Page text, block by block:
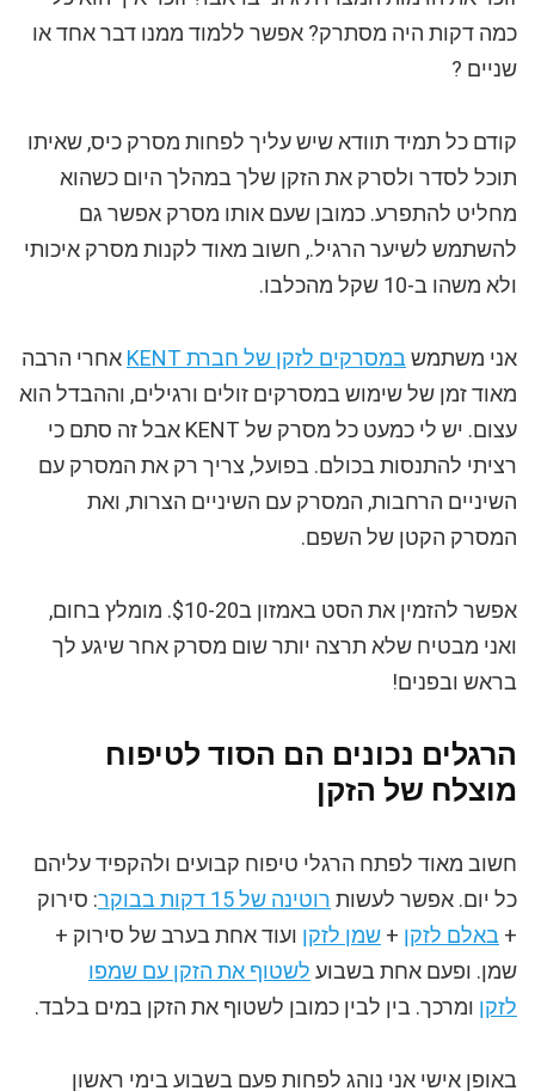
כמה דקות היה מסתרק? אפשר ללמוד ממנו דבר אחד או
שניים ?
קודם כל תמיד תוודא שיש עליך לפחות מסרק כיס, שאיתו
תוכל לסדר ולסרק את הזקן שלך במהלך היום כשהוא
מחליט להתפרע. כמובן שעם אותו מסרק אפשר גם
להשתמש לשיער הרגיל., חשוב מאוד לקנות מסרק איכותי
ולא משהו ב-10 שקל מהכלבו.
אני משתמש במסרקים לזקן של חברת KENT
אחרי הרבה
מאוד זמן של שימוש במסרקים זולים ורגילים, וההבדל הוא
עצום. יש לי כמעט כל מסרק של KENT אבל זה סתם כי
רציתי להתנסות בכולם. בפועל, צריך רק את המסרק עם
השיניים הרחבות, המסרק עם השיניים הצרות, ואת
המסרק הקטן של השפם.
אפשר להזמין את הסט באמזון ב$10-20. מומלץ בחום,
ואני מבטיח שלא תרצה יותר שום מסרק אחר שיגע לך
בראש ובפנים!
הרגלים נכונים הם הסוד לטיפוח
מוצלח של הזקן
חשוב מאוד לפתח הרגלי טיפוח קבועים ולהקפיד עליהם
כל יום. אפשר לעשות רוטינה של 15 דקות בבוקר
: סירוק
+ באלם לזקן + שמן לזקן ועוד אחת בערב של סירוק +
שמן. ופעם אחת בשבוע לשטוף את הזקן עם שמפו
לזקן ומרכך. בין לבין כמובן לשטוף את הזקן במים בלבד.
באופן אישי אני נוהג לפחות פעם בשבוע בימי ראשון